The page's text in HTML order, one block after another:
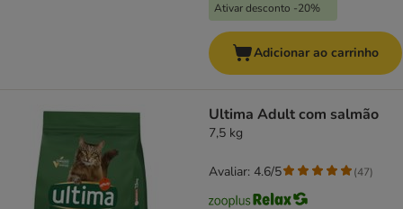
Ativar desconto -20%
Adicionar ao carrinho
Ultima Adult com salmão
7,5 kg
Avaliar: 4.6/5 (47)